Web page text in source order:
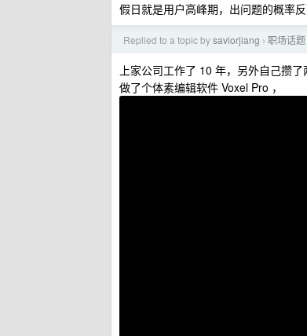
假日就是用户高峰期，出问题的概率
Replied to a topic bysaviorjiang › 职场话题
上家公司工作了 10 年，另外自己攒
做了个体素编辑软件 Voxel Pro ，